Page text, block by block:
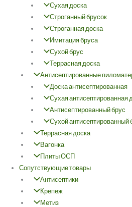
Сухая доска
Строганный брусок
Строганная доска
Имитация бруса
Сухой брус
Террасная доска
Антисептированные
Доска антисептированная
Сухая антисептированная
Антисептированный брус
Сухой антисептированный
Террасная доска
Вагонка
Плиты ОСП
Сопутствующие товары
Антисептики
Крепеж
Метиз